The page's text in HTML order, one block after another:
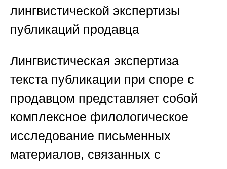
лингвистической экспертизы
публикаций продавца
Лингвистическая экспертиза
текста публикации при споре с
продавцом представляет собой
комплексное филологическое
исследование письменных
материалов, связанных с